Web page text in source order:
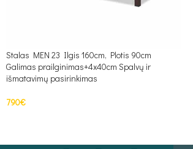
Stalas MEN 23 Ilgis 160cm, Plotis 90cm
Galimas prailginimas+4x40cm Spalvų ir
išmatavimų pasirinkimas
790€